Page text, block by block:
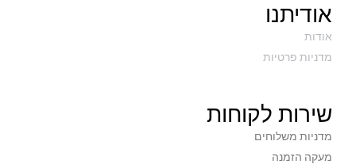
אודיתנו
אודות
מדניות פרטיות
שירות לקוחות
מדניות משלוחים
מעקה הזמנה